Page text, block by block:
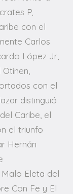
P,
con el
Carlos
López Jr,
con el
distinguió
Caribe, el
el triunfo
Hernán
Eleta del
Con Fe y El